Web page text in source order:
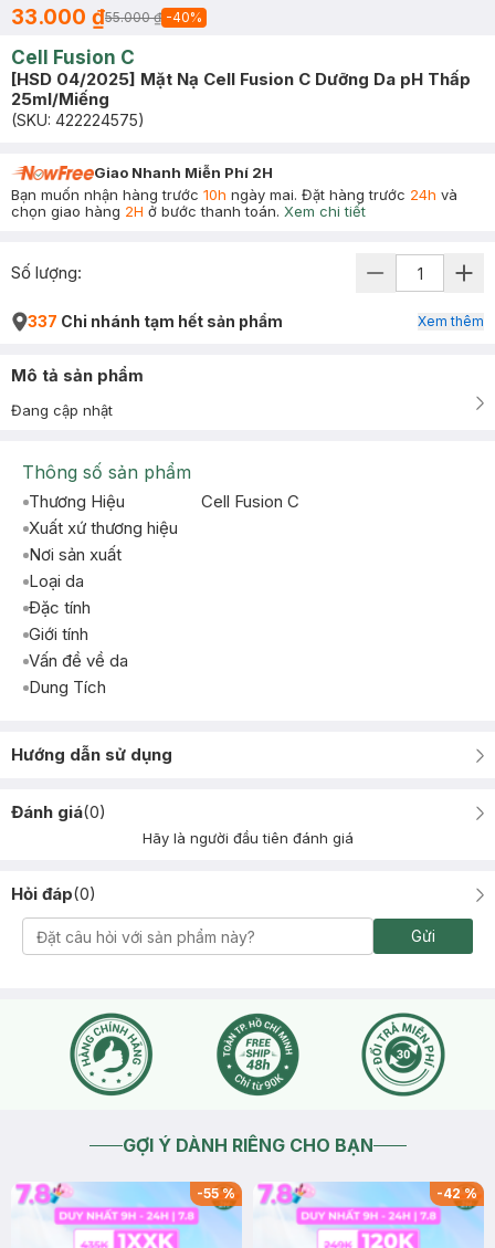
33.000 ₫55.000 ₫ -40%
Cell Fusion C
[HSD 04/2025] Mặt Nạ Cell Fusion C Dưỡng Da pH Thấp
25ml/Miếng
(SKU: 422224575)
Giao Nhanh Miễn Phí 2H
Bạn muốn nhận hàng trước 10h ngày mai. Đặt hàng trước 24h và
chọn giao hàng 2H ở bước thanh toán. Xem chi tiết
Số lượng:
337 Chi nhánh tạm hết sản phẩm Xem thêm
Mô tả sản phẩm
Đang cập nhật
Thông số sản phẩm
Thương Hiệu
Cell Fusion C
Xuất xứ thương hiệu
Nơi sản xuất
Loại da
Đặc tính
Giới tính
Vấn đề về da
Dung Tích
Hướng dẫn sử dụng
Đánh giá(0)
Hãy là người đầu tiên đánh giá
Hỏi đáp(0)
Gửi
GỢI Ý DÀNH RIÊNG CHO BẠN
-55% -42%